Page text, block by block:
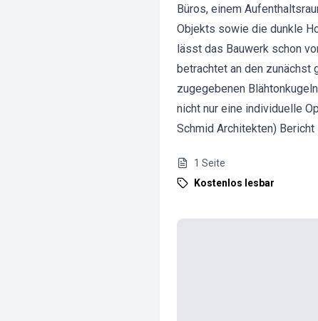
Büros, einem
Objekts sowie die dunkle
lässt das Bauwerk schon
betrachtet an den zunächst
zugegebenen
nicht nur eine individuelle
Schmid Architekten)
1 Seite
Kostenlos lesbar